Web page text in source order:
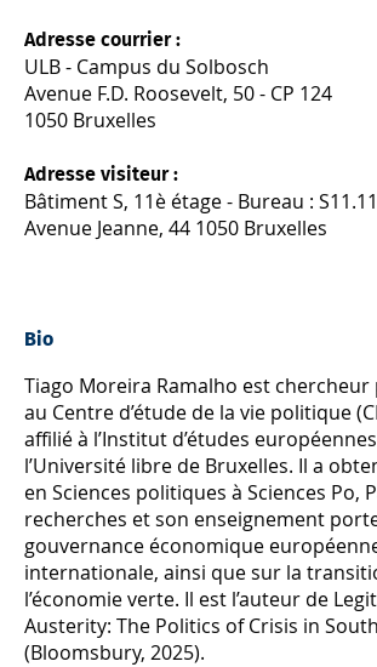
Adresse courrier :
ULB - Campus du Solbosch
Avenue F.D. Roosevelt, 50 - CP 124
1050 Bruxelles
Adresse visiteur :
Bâtiment S, 11è étage - Bureau :
Avenue Jeanne, 44 1050 Bruxelles
Bio
Tiago Moreira Ramalho est
au Centre d’étude de la vie politique
affilié à l’Institut d’études
l’Université libre de Bruxelles. Il a
en Sciences politiques à Sciences Po,
recherches et son enseignement
gouvernance économique
internationale, ainsi que sur la
l’économie verte. Il est l’auteur de
Austerity: The Politics of Crisis in
(Bloomsbury, 2025).